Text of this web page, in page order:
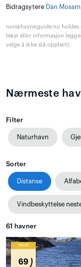
Bidragsytere Dan
norskhavneguide.no
tekst eller informasjon
velge å ikke stå oppført).
Nærmeste
Filter
Naturhavn
Sorter
Distanse
Vindbeskyttelse
61 havner
Wind
69